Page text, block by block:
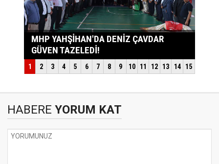
HABERE YORUM KAT